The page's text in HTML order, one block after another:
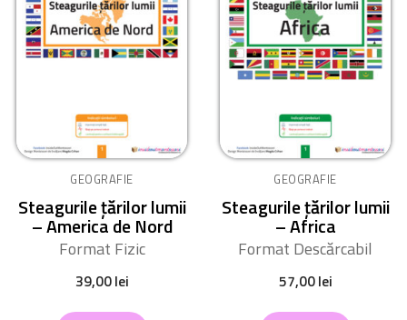
GEOGRAFIE
Steagurile țărilor lumii
– America de Nord
Format Fizic
39,00lei
GEOGRAFIE
Steagurile țărilor lumii
– Africa
Format Descărcabil
57,00lei